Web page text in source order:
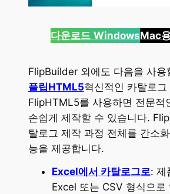
다운로드 WindowsMac
FlipBuilder 외에도 다음을 사용
플립HTML5혁신적인 카탈로그
FlipHTML5를 사용하면 전문적
손쉽게 제작할 수 있습니다.
탈로그 제작 과정 전체를 간소
능을 제공합니다.
Excel에서 카탈로그로: 제
Excel 또는 CSV 형식으로